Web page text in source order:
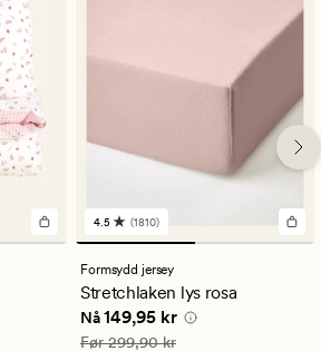
1810
anmeldelser
med
en
gjennomsnittlig
vurdering
på
4.5 (1810)
Formsydd jersey
Stretchlaken lys rosa
Nåværende pris
Nå149,95 kr
Vanlig pris 299,90 kr
Før299,90 kr